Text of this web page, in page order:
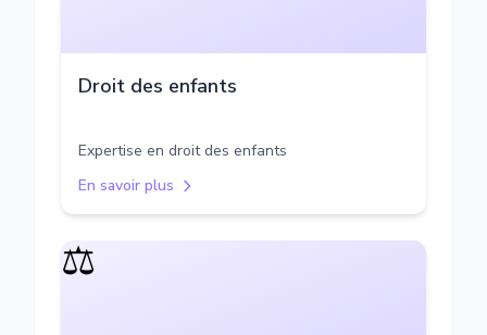
Droit des enfants
Expertise en droit des enfants
En savoir plus
⚖️